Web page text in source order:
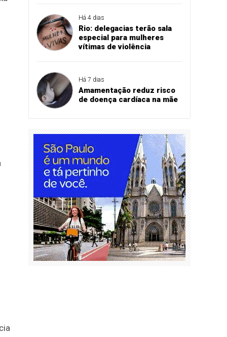
Há 4 dias
Rio: delegacias terão sala
especial para mulheres
vítimas de violência
Há 7 dias
Amamentação reduz risco
de doença cardíaca na mãe